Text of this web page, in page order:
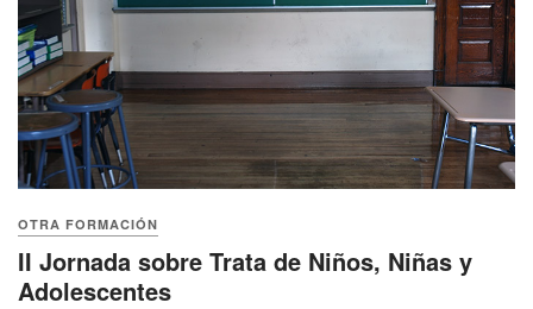
OTRA FORMACIÓN
II Jornada sobre Trata de Niños, Niñas y
Adolescentes